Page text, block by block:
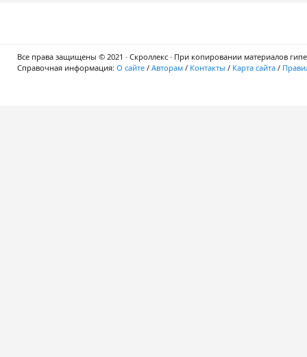
Все права защищены © 2021 · Скроллекс · При копировании материалов
Справочная информация: О сайте / Авторам / Контакты / Карта сайта /